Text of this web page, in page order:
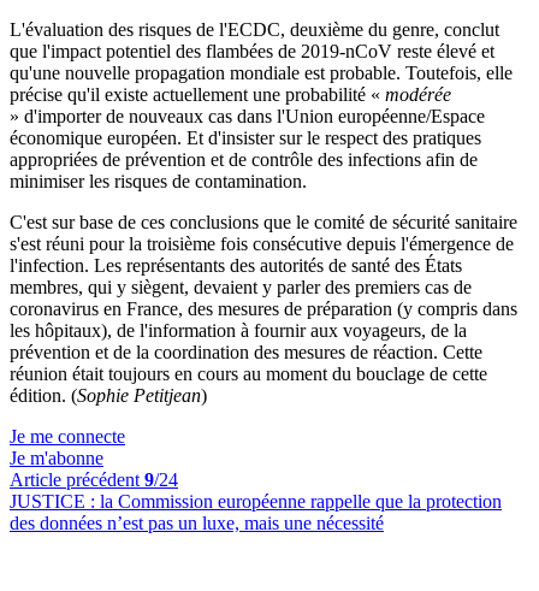
L'évaluation des risques de l'ECDC, deuxième du genre, conclut
que l'impact potentiel des flambées de 2019-nCoV reste élevé et
qu'une nouvelle propagation mondiale est probable. Toutefois, elle
précise qu'il existe actuellement une probabilité « modérée
» d'importer de nouveaux cas dans l'Union européenne/Espace
économique européen. Et d'insister sur le respect des pratiques
appropriées de prévention et de contrôle des infections afin de
minimiser les risques de contamination.
C'est sur base de ces conclusions que le comité de sécurité sanitaire
s'est réuni pour la troisième fois consécutive depuis l'émergence de
l'infection. Les représentants des autorités de santé des États
membres, qui y siègent, devaient y parler des premiers cas de
coronavirus en France, des mesures de préparation (y compris dans
les hôpitaux), de l'information à fournir aux voyageurs, de la
prévention et de la coordination des mesures de réaction. Cette
réunion était toujours en cours au moment du bouclage de cette
édition. (Sophie Petitjean)
Je me connecte
Je m'abonne
Article précédent 9/24
JUSTICE : la Commission européenne rappelle que la protection
des données n’est pas un luxe, mais une nécessité